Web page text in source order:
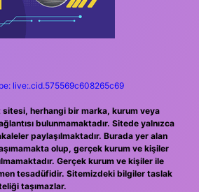
live:.cid.575569c608265c69
sitesi, herhangi bir marka, kurum veya
bulunmamaktadır. Sitede yalnızca
paylaşılmaktadır. Burada yer alan
olup, gerçek kurum ve kişiler
Gerçek kurum ve kişiler ile
tesadüfidir. Sitemizdeki bilgiler taslak
taşımazlar.